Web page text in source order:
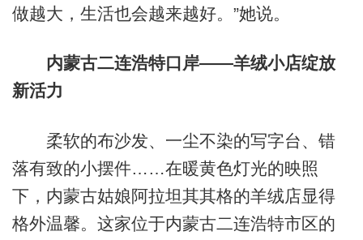
做越大，生活也会越来越好。”她说。
内蒙古二连浩特口岸——羊绒小店绽放
新活力
柔软的布沙发、一尘不染的写字台、错
落有致的小摆件……在暖黄色灯光的映照
下，内蒙古姑娘阿拉坦其其格的羊绒店显得
格外温馨。这家位于内蒙古二连浩特市区的